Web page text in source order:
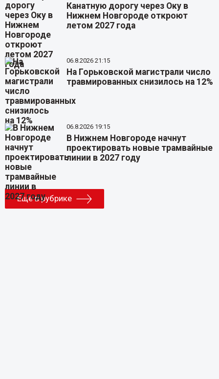
Канатную дорогу через Оку в
Нижнем Новгороде откроют
летом 2027 года
06.8.2026 21:15
На Горьковской магистрали число
травмированных снизилось на 12%
06.8.2026 19:15
В Нижнем Новгороде начнут
проектировать новые трамвайные
линии в 2027 году
Еще в рубрике